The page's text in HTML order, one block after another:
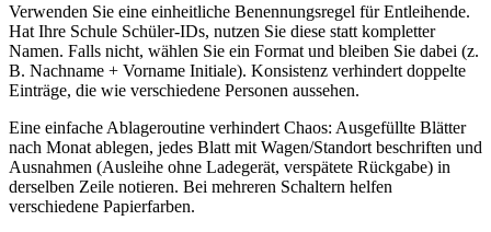
Verwenden Sie eine einheitliche Benennungsregel für Entleihende.
Hat Ihre Schule Schüler-IDs, nutzen Sie diese statt kompletter
Namen. Falls nicht, wählen Sie ein Format und bleiben Sie dabei (z.
B. Nachname + Vorname Initiale). Konsistenz verhindert doppelte
Einträge, die wie verschiedene Personen aussehen.
Eine einfache Ablageroutine verhindert Chaos: Ausgefüllte Blätter
nach Monat ablegen, jedes Blatt mit Wagen/Standort beschriften und
Ausnahmen (Ausleihe ohne Ladegerät, verspätete Rückgabe) in
derselben Zeile notieren. Bei mehreren Schaltern helfen
verschiedene Papierfarben.